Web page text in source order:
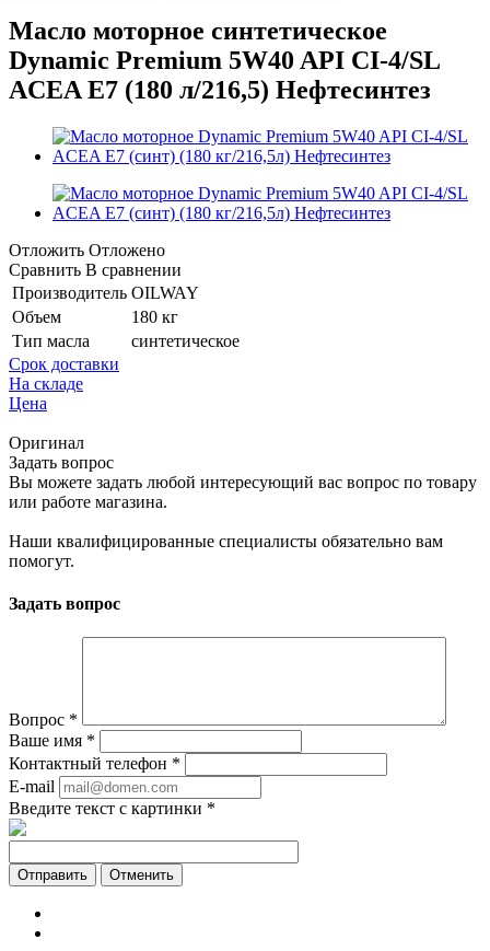
Масло моторное синтетическое
Dynamic Premium 5W40 API CI-4/SL
ACEA E7 (180 л/216,5) Нефтесинтез
Отложить Отложено
Сравнить В сравнении
Производитель OILWAY
Объем
180 кг
Тип масла
синтетическое
Срок доставки
На складе
Цена
Оригинал
Задать вопрос
Вы можете задать любой интересующий вас вопрос по товару
или работе магазина.
Наши квалифицированные специалисты обязательно вам
помогут.
Задать вопрос
Вопрос *
Ваше имя *
Контактный телефон *
E-mail
Введите текст с картинки *
Отменить